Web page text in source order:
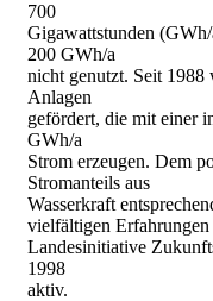
700
Gigawattstunden
200 GWh/a
nicht genutzt. Seit
Anlagen
gefördert, die mit einer
GWh/a
Strom erzeugen. Dem
Stromanteils aus
Wasserkraft
vielfältigen
Landesinitiative
1998
aktiv.